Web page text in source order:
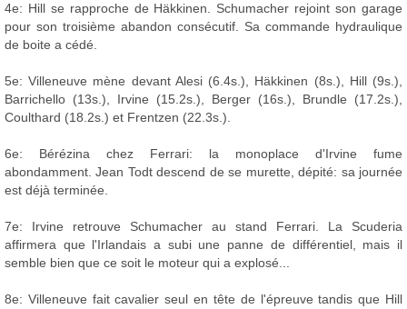
4e: Hill se rapproche de Häkkinen. Schumacher rejoint son garage
pour son troisième abandon consécutif. Sa commande hydraulique
de boite a cédé.
5e: Villeneuve mène devant Alesi (6.4s.), Häkkinen (8s.), Hill (9s.),
Barrichello (13s.), Irvine (15.2s.), Berger (16s.), Brundle (17.2s.),
Coulthard (18.2s.) et Frentzen (22.3s.).
6e: Bérézina chez Ferrari: la monoplace d'Irvine fume
abondamment. Jean Todt descend de se murette, dépité: sa journée
est déjà terminée.
7e: Irvine retrouve Schumacher au stand Ferrari. La Scuderia
affirmera que l'Irlandais a subi une panne de différentiel, mais il
semble bien que ce soit le moteur qui a explosé...
8e: Villeneuve fait cavalier seul en tête de l'épreuve tandis que Hill